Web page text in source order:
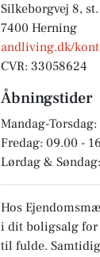
Silkeborgvej 8,
7400 Herning
andliving.dk/
CVR: 33058624
Åbningstider
Mandag-
Fredag: 09.00 -
Lørdag &
Hos
i dit boligsalg for
til fulde.